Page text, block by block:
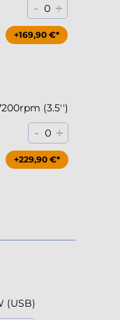
- 0 +
+169,90 €*
(3.5'')
- 0 +
+229,90 €*
(USB)